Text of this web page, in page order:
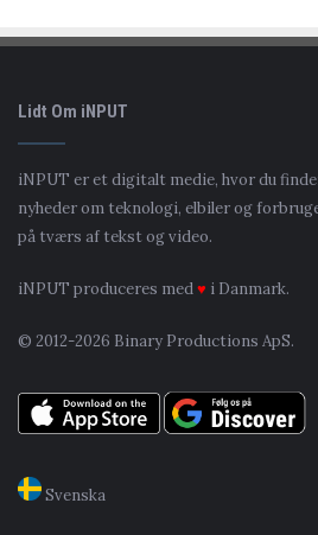
Lidt Om iNPUT
iNPUT er et digitalt medie, hvor du
nyheder om teknologi, elbiler og
på tværs af tekst og video.
iNPUT produceres med♥ i Danmark.
© 2012-2026 Binary Productions ApS.
Svenska